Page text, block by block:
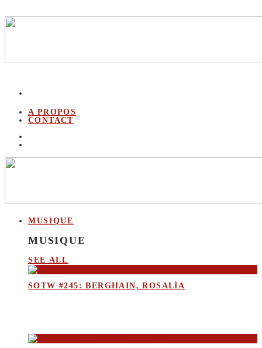
A PROPOS
CONTACT
MUSIQUE
MUSIQUE
SEE ALL
SOTW #245: BERGHAIN, ROSALÍA